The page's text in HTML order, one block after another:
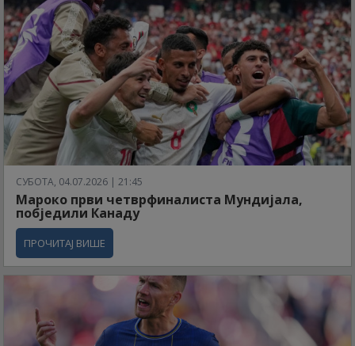
СУБОТА, 04.07.2026 | 21:45
Мароко први четврфиналиста Мундијала,
побједили Канаду
ПРОЧИТАЈ ВИШЕ